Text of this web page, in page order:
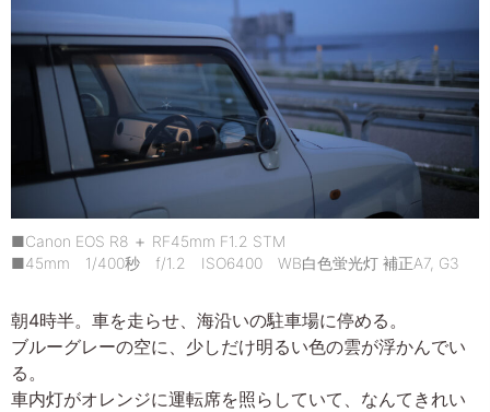
■Canon EOS R8 ＋ RF45mm F1.2 STM
■45mm 1/400秒 f/1.2 ISO6400 WB白色蛍光灯 補正A7, G3
朝4時半。車を走らせ、海沿いの駐車場に停める。
ブルーグレーの空に、少しだけ明るい色の雲が浮かんでい
る。
車内灯がオレンジに運転席を照らしていて、なんてきれい